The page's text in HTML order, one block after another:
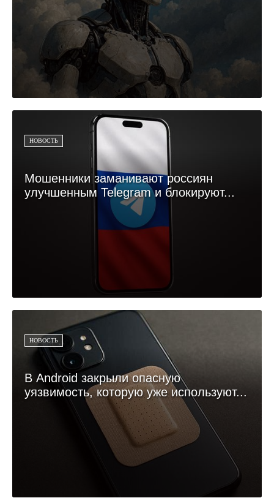
НОВОСТЬ
Мошенники заманивают россиян
улучшенным Telegram и блокируют...
НОВОСТЬ
В Android закрыли опасную
уязвимость, которую уже используют...